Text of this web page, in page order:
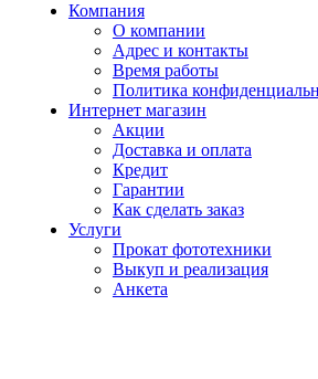
Компания
О компании
Адрес и контакты
Время работы
Политика
Интернет магазин
Акции
Доставка и оплата
Кредит
Гарантии
Как сделать заказ
Услуги
Прокат фототехники
Выкуп и реализация
Анкета